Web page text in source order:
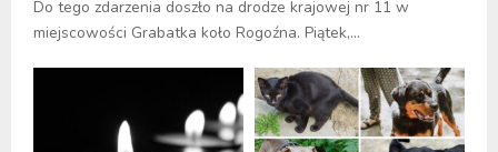
Do tego zdarzenia doszło na drodze krajowej nr 11 w
miejscowości Grabatka koło Rogoźna. Piątek,...